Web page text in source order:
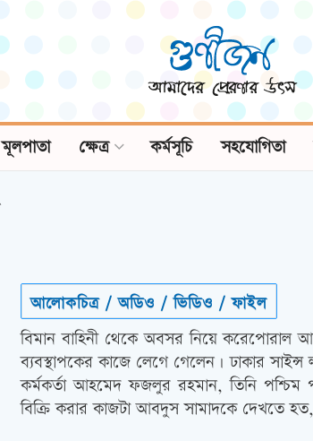
মূলপাতা ক্ষেত্র কর্মসূচি সহযোগিতা
আলোকচিত্র / অডিও / ভিডিও / ফাইল
বিমান বাহিনী থেকে অবসর নিয়ে করেপোরাল
ব্যবস্থাপকের কাজে লেগে গেলেন। ঢাকার
কর্মকর্তা আহমেদ ফজলুর রহমান, তিনি পশ্চিম
বিক্রি করার কাজটা আবদুস সামাদকে দেখতে